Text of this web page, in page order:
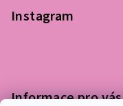
Instagram
Informace pro vás